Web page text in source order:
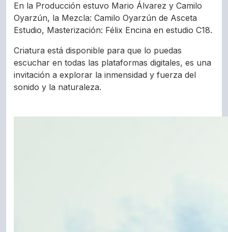
En la Producción estuvo Mario Álvarez y Camilo
Oyarzún, la Mezcla: Camilo Oyarzún de Asceta
Estudio, Masterización: Félix Encina en estudio C18.
Criatura está disponible para que lo puedas
escuchar en todas las plataformas digitales, es una
invitación a explorar la inmensidad y fuerza del
sonido y la naturaleza.